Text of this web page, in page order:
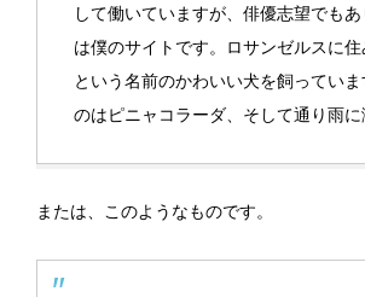
して働いていますが、俳優志望でも
は僕のサイトです。ロサンゼルスに
という名前のかわいい犬を飼ってい
のはピニャコラーダ、そして通り雨に
または、このようなものです。